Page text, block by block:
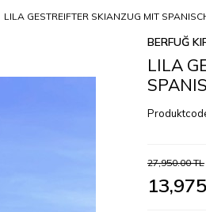
LILA GESTREIFTER SKIANZUG MIT
BERFUĞ
LILA
27,950.00TL